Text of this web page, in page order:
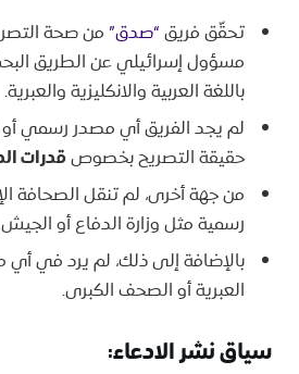
تحقّق فريق“صدق” من صحة
مسؤول إسرائيلي عن الطريق
باللغة العربية والانكليزية والعبرية.
لم يجد الفريق أي مصدر رسمي
حقيقة التصريح بخصوصقدرات
من جهة أخرى، لم تنقل الصحافة
رسمية مثل وزارة الدفاع أو
بالإضافة إلى ذلك، لم يرد في
العبرية أو الصحف الكبرى.
سياق نشر الادعاء: